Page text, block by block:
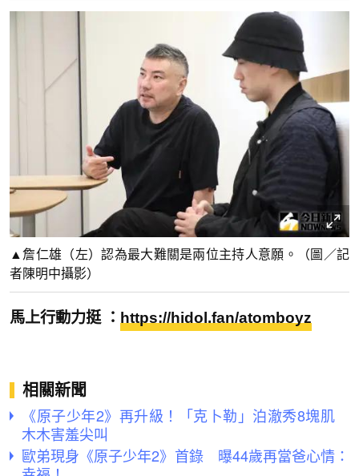
▲詹仁雄（左）認為最大難關是兩位主持人意願。（圖／記
者陳明中攝影）
馬上行動力挺 ： https://hidol.fan/atomboyz
相關新聞
《原子少年2》再升級！「克卜勒」泊澈秀8塊肌
木木害羞尖叫
歐弟現身《原子少年2》首錄 曝44歲再當爸心情：